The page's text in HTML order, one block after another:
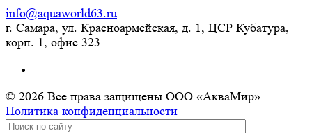
info@aquaworld63.ru
г. Самара, ул. Красноармейская, д. 1, ЦСР Кубатура,
корп. 1, офис 323
© 2026 Все права защищены ООО «АкваМир»
Политика конфиденциальности